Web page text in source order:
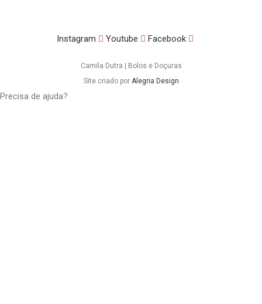
Instagram Youtube Facebook
Camila Dutra | Bolos e Doçuras
Site criado por Alegria Design
Precisa de ajuda?